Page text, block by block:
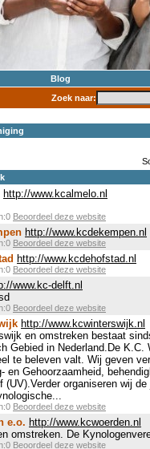
Blog
Zoek naar:
http://www.kcalmelo.nl
Beoordeel deze website
http://www.kcdekempen.nl
Beoordeel deze website
http://www.kcdehofstad.nl
Beoordeel deze website
www.kc-delft.nl
Beoordeel deze website
http://www.kcwinterswijk.nl
en omstreken bestaat
Gebied in Nederland.De
te beleven valt. Wij geven
en Gehoorzaamheid,
(UV).Verder organiseren wij
Beoordeel deze website
e.o. http://www.kcwoerden.nl
omstreken. De
Beoordeel deze website